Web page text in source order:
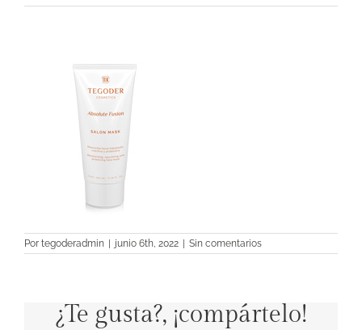
Por tegoderadmin junio 6th, 2022 Sin comentarios
¿Te gusta?, ¡compártelo!